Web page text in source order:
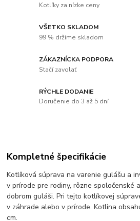
Kotlíky za nízke ceny
VŠETKO SKLADOM
99 % držíme skladom
ZÁKAZNÍCKA PODPORA
Stačí zavolať
RÝCHLE DODANIE
Doručenie do 3 až 5 dní
Kompletné špecifikácie
Kotlíková súprava na varenie gulášu a
v prírode pre rodiny, rôzne spoločenské
dobrom guláši. Pri tejto kotlíkovej
v záhrade alebo v prírode. Kotlina
cm.